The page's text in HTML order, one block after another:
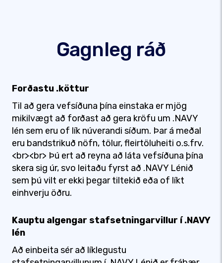
Gagnleg ráð
Forðastu .köttur
Til að gera vefsíðuna þína einstaka er mjög
mikilvægt að forðast að gera kröfu um .NAVY
lén sem eru of lík núverandi síðum. Þar á meðal
eru bandstrikuð nöfn, tölur, fleirtöluheiti o.s.frv.
<br><br> Þú ert að reyna að láta vefsíðuna þína
skera sig úr, svo leitaðu fyrst að .NAVY Lénið
sem þú vilt er ekki þegar tiltekið eða of líkt
einhverju öðru.
Kauptu algengar stafsetningarvillur í .NAVY
lén
Að einbeita sér að líklegustu